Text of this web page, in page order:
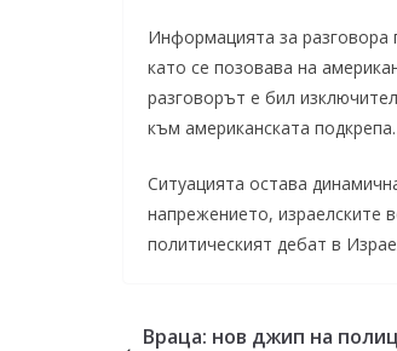
Информацията за разговора
като се позовава на
разговорът е бил
към американската подкрепа.
Ситуацията остава
напрежението, израелските
политическият дебат в
Враца: нов джип на